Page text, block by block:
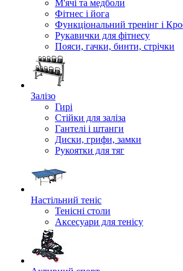
М'ячі та медболи
Фітнес і йога
Функціональний тренінг і
Рукавички для фітнесу
Пояси, гачки, бинти, стрічки
Залізо
Гирі
Стійки для заліза
Гантелі і штанги
Диски, грифи, замки
Рукоятки для тяг
Настільний теніс
Тенісні столи
Аксесуари для тенісу